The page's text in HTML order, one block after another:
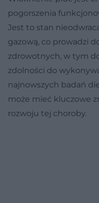
pogorszenia
Jest to stan
gazową, co prowadzi
zdrowotnych, w tym
zdolności do
najnowszych badań
może mieć kluczowe
rozwoju tej choroby.